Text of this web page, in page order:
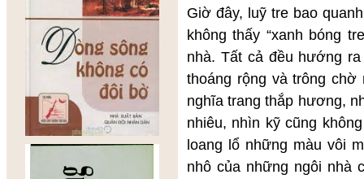
Giờ đây, luỹ tre bao
không thấy “xanh bóng
nhà. Tất cả đều hướng
thoáng rộng và trông
nghĩa trang thắp hương,
nhiêu, nhìn kỹ cũng
loang lổ những màu vôi
nhô của những ngôi nhà